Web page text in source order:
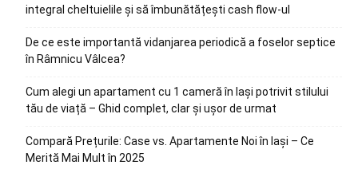
integral cheltuielile și să îmbunătățești cash flow-ul
De ce este importantă vidanjarea periodică a foselor septice
în Râmnicu Vâlcea?
Cum alegi un apartament cu 1 cameră în Iași potrivit stilului
tău de viață – Ghid complet, clar și ușor de urmat
Compară Prețurile: Case vs. Apartamente Noi în Iași – Ce
Merită Mai Mult în 2025